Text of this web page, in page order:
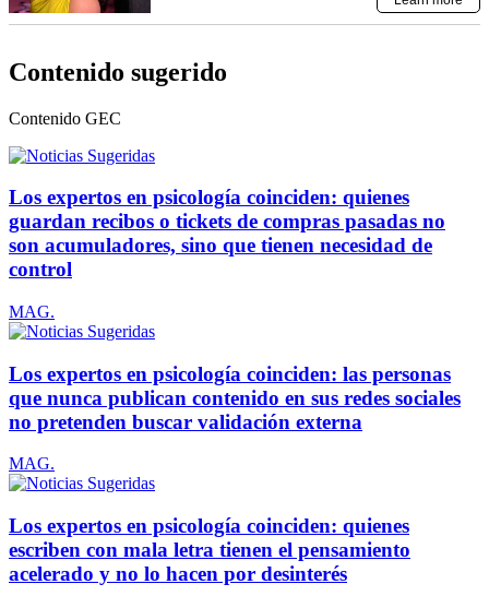
Contenido sugerido
Contenido GEC
Los expertos en psicología coinciden: quienes
guardan recibos o tickets de compras pasadas no
son acumuladores, sino que tienen necesidad de
control
MAG.
Los expertos en psicología coinciden: las personas
que nunca publican contenido en sus redes sociales
no pretenden buscar validación externa
MAG.
Los expertos en psicología coinciden: quienes
escriben con mala letra tienen el pensamiento
acelerado y no lo hacen por desinterés